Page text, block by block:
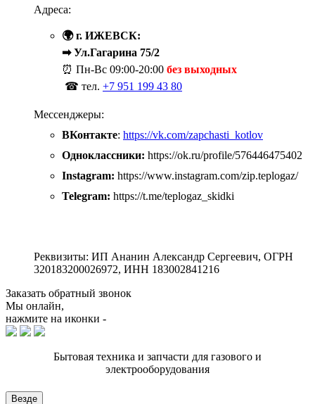
Адреса:
🌍 г. ИЖЕВСК:
➡ Ул.Гагарина 75/2
⏰ Пн-Вс 09:00-20:00 без выходных
☎ тел. +7 951 199 43 80
Мессенджеры:
ВКонтакте: https://vk.com/zapchasti_kotlov
Одноклассники: https://ok.ru/profile/576446475402
Instagram: https://www.instagram.com/zip.teplogaz/
Telegram: https://t.me/teplogaz_skidki
Реквизиты: ИП Ананин Александр Сергеевич, ОГРН
320183200026972, ИНН 183002841216
Заказать обратный звонок
Мы онлайн,
нажмите на иконки -
Бытовая техника и запчасти для газового и
электрооборудования
Везде